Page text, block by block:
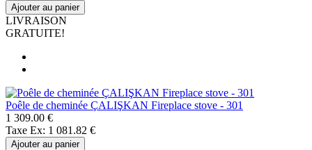
Ajouter au panier
LIVRAISON
GRATUITE!
Poêle de cheminée ÇALIŞKAN Fireplace stove - 301
1 309.00 €
Taxe Ex: 1 081.82 €
Ajouter au panier